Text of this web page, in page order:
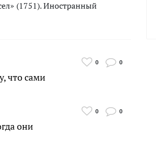
(1751). Иностранный
что сами
0 0
они
0 0